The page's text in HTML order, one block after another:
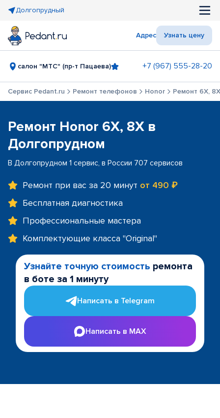
Долгопрудный
Адрес Узнать цену
салон "МТС" (пр-т Пацаева) +7 (967) 555-28-20
Сервис Pedant.ru Ремонт телефонов Honor Ремонт 6X, 8X
Ремонт Honor 6X, 8X в
Долгопрудном
В Долгопрудном 1 сервис, в России 707 сервисов
Ремонт при вас за 20 минут от 490 ₽
Бесплатная диагностика
Профессиональные мастера
Комплектующие класса "Original"
Узнайте точную стоимость ремонта
в боте за 1 минуту
Написать в Telegram
Написать в MAX